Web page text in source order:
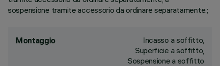
sospensione tramite accessorio da ordinare separatamente.;
Montaggio
Incasso a soffitto,
Superficie a soffitto,
Sospensione a soffitto